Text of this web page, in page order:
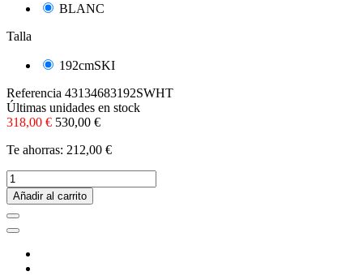
BLANC
Talla
192cmSKI
Referencia 43134683192SWHT
Últimas unidades en stock
318,00 € 530,00 €
Te ahorras: 212,00 €
Añadir al carrito